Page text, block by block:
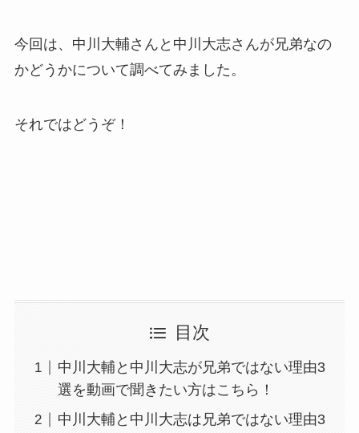
今回は、中川大輔さんと中川大志さんが兄弟なの
かどうかについて調べてみました。
それではどうぞ！
目次
中川大輔と中川大志が兄弟ではない理由3
選を動画で聞きたい方はこちら！
中川大輔と中川大志は兄弟ではない理由3